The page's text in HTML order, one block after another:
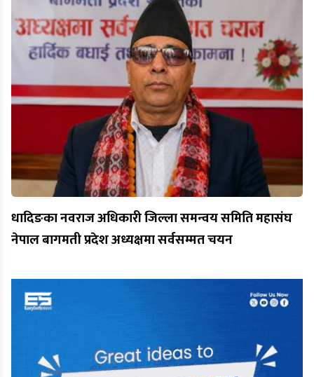
धादिङका नवराज अधिकारी जिल्ला समन्वय समिति महासंघ
नेपाल बागमती प्रदेश अध्यक्षमा सर्वसम्मत चयन